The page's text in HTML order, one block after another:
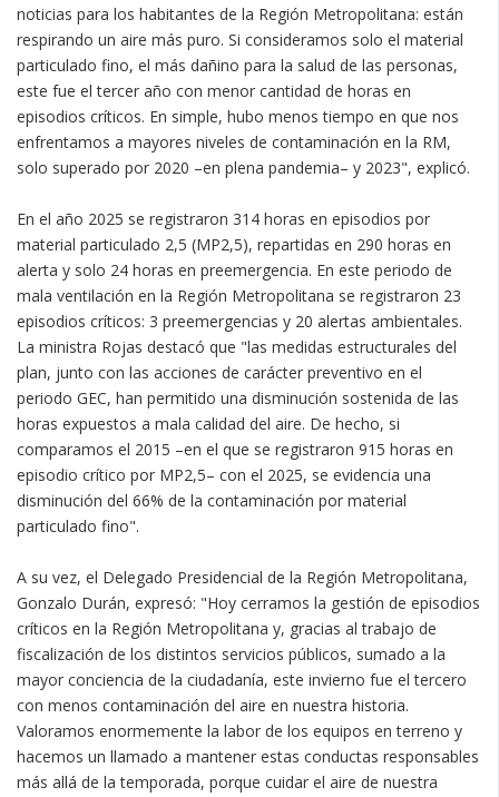
noticias para los habitantes de la Región Metropolitana: están
respirando un aire más puro. Si consideramos solo el material
particulado fino, el más dañino para la salud de las personas,
este fue el tercer año con menor cantidad de horas en
episodios críticos. En simple, hubo menos tiempo en que nos
enfrentamos a mayores niveles de contaminación en la RM,
solo superado por 2020 –en plena pandemia– y 2023", explicó.
En el año 2025 se registraron 314 horas en episodios por
material particulado 2,5 (MP2,5), repartidas en 290 horas en
alerta y solo 24 horas en preemergencia. En este periodo de
mala ventilación en la Región Metropolitana se registraron 23
episodios críticos: 3 preemergencias y 20 alertas ambientales.
La ministra Rojas destacó que "las medidas estructurales del
plan, junto con las acciones de carácter preventivo en el
periodo GEC, han permitido una disminución sostenida de las
horas expuestos a mala calidad del aire. De hecho, si
comparamos el 2015 –en el que se registraron 915 horas en
episodio crítico por MP2,5– con el 2025, se evidencia una
disminución del 66% de la contaminación por material
particulado fino".
A su vez, el Delegado Presidencial de la Región Metropolitana,
Gonzalo Durán, expresó: "Hoy cerramos la gestión de episodios
críticos en la Región Metropolitana y, gracias al trabajo de
fiscalización de los distintos servicios públicos, sumado a la
mayor conciencia de la ciudadanía, este invierno fue el tercero
con menos contaminación del aire en nuestra historia.
Valoramos enormemente la labor de los equipos en terreno y
hacemos un llamado a mantener estas conductas responsables
más allá de la temporada, porque cuidar el aire de nuestra